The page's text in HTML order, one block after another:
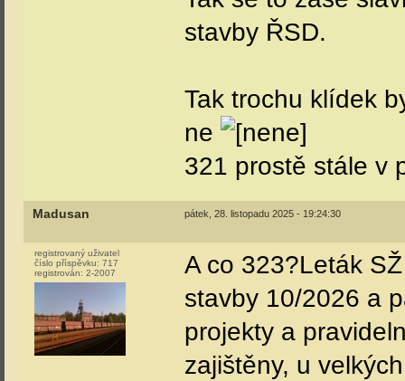
stavby ŘSD.
Tak trochu klídek
ne
321 prostě stále v
Madusan pátek, 28. listopadu 2025 - 19:24:30
registrovaný uživatel
číslo příspěvku: 717
registrován: 2-2007
A co 323?Leták
stavby 10/2026 a
projekty a
zajištěny, u